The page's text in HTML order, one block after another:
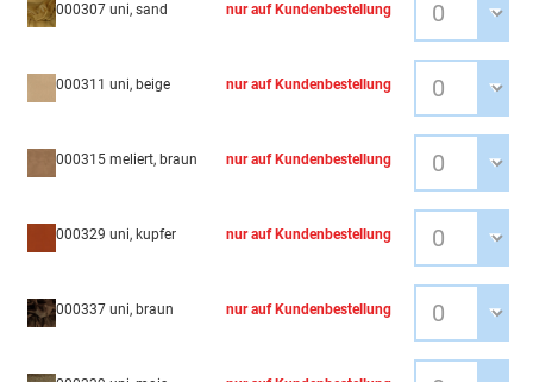
000307 uni, sand nur auf Kundenbestellung
000311 uni, beige nur auf Kundenbestellung
000315 meliert, braun nur auf Kundenbestellung
000329 uni, kupfer nur auf Kundenbestellung
000337 uni, braun nur auf Kundenbestellung